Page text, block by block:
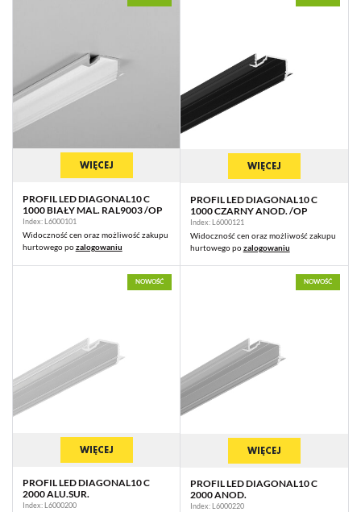
WIĘCEJ
PROFIL LED DIAGONAL10 C
1000 BIAŁY MAL. RAL9003 /OP
Index: L6000101
Widoczność cen oraz możliwość zakupu
hurtowego pozalogowaniu
WIĘCEJ
PROFIL LED DIAGONAL10 C
1000 CZARNY ANOD. /OP
Index: L6000121
Widoczność cen oraz możliwość zakupu
hurtowego pozalogowaniu
NOWOŚĆ
WIĘCEJ
PROFIL LED DIAGONAL10 C
2000 ALU.SUR.
Index: L6000200
NOWOŚĆ
WIĘCEJ
PROFIL LED DIAGONAL10 C
2000 ANOD.
Index: L6000220
promocyjne mogą pojawić się na stronach podmiotów trzecich lub firm